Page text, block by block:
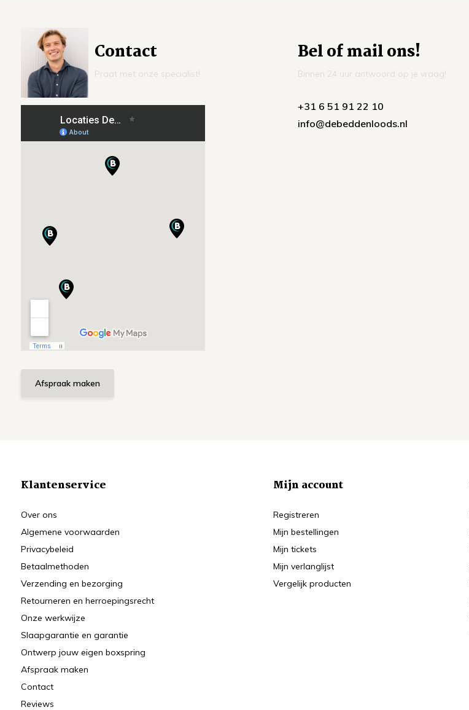
Contact
Praat met onze specialist!
Afspraak maken
Bel of mail ons!
Binnen 24 uur antwoord op je vraag!
+31 6 51 91 22 10
info@debeddenloods.nl
Klantenservice
Over ons
Algemene voorwaarden
Privacybeleid
Betaalmethoden
Verzending en bezorging
Retourneren en herroepingsrecht
Onze werkwijze
Slaapgarantie en garantie
Ontwerp jouw eigen boxspring
Afspraak maken
Contact
Reviews
Mijn account
Registreren
Mijn bestellingen
Mijn tickets
Mijn verlanglijst
Vergelijk producten